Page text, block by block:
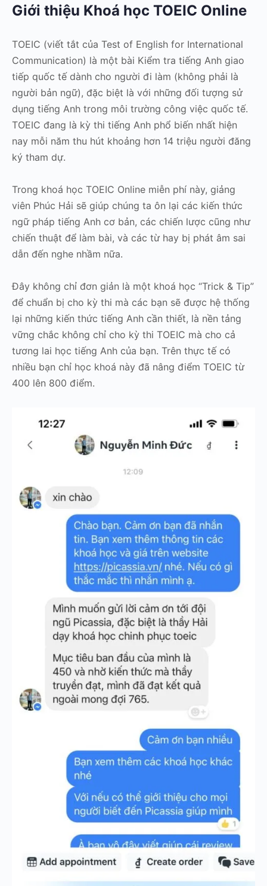
Giới thiệu Khoá học TOEIC Online
TOEIC (viết tắt của Test of English for International
Communication) là một bài Kiểm tra tiếng Anh giao
tiếp quốc tế dành cho người đi làm (không phải là
người bản ngữ), đặc biệt là với những đối tượng sử
dụng tiếng Anh trong môi trường công việc quốc tế.
TOEIC đang là kỳ thi tiếng Anh phổ biến nhất hiện
nay mỗi năm thu hút khoảng hơn 14 triệu người đăng
ký tham dự.
Trong khoá học TOEIC Online miễn phí này, giảng
viên Phúc Hải sẽ giúp chúng ta ôn lại các kiến thức
ngữ pháp tiếng Anh cơ bản, các chiến lược cũng như
chiến thuật để làm bài, và các từ hay bị phát âm sai
dẫn đến nghe nhầm nữa.
Đây không chỉ đơn giản là một khoá học “Trick & Tip”
để chuẩn bị cho kỳ thi mà các bạn sẽ được hệ thống
lại những kiến thức tiếng Anh cần thiết, là nền tảng
vững chắc không chỉ cho kỳ thi TOEIC mà cho cả
tương lai học tiếng Anh của bạn. Trên thực tế có
nhiều bạn chỉ học khoá này đã nâng điểm TOEIC từ
400 lên 800 điểm.